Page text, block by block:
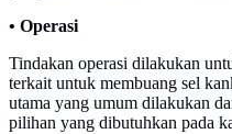
• Operasi
Tindakan operasi dilakukan
terkait untuk membuang sel
utama yang umum dilakukan
pilihan yang dibutuhkan pada